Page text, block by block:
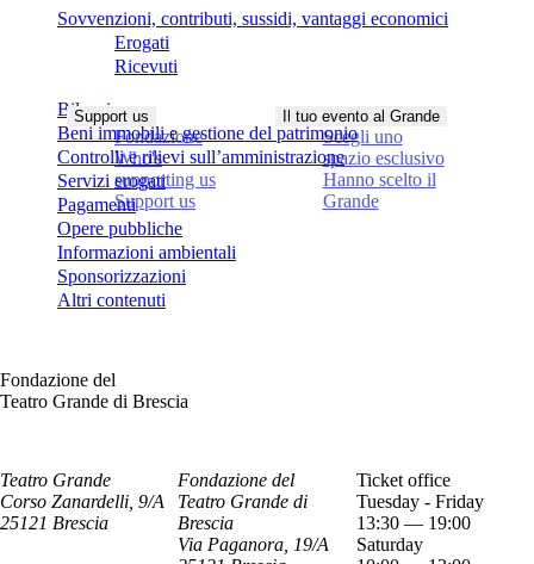
Support us
Fondazione
Who's
supporting us
Support us
Il tuo evento al Grande
Scegli uno
spazio esclusivo
Hanno scelto il
Grande
Sovvenzioni, contributi, sussidi, vantaggi economici
Erogati
Ricevuti
Bilanci
Beni immobili e gestione del patrimonio
Controlli e rilievi sull’amministrazione
Servizi erogati
Pagamenti
Opere pubbliche
Informazioni ambientali
Sponsorizzazioni
Altri contenuti
Fondazione del
Teatro Grande di Brescia
Teatro Grande
Corso Zanardelli, 9/A
25121 Brescia
Fondazione del
Teatro Grande di
Brescia
Via Paganora, 19/A
Ticket office
Tuesday - Friday
13:30 — 19:00
Saturday